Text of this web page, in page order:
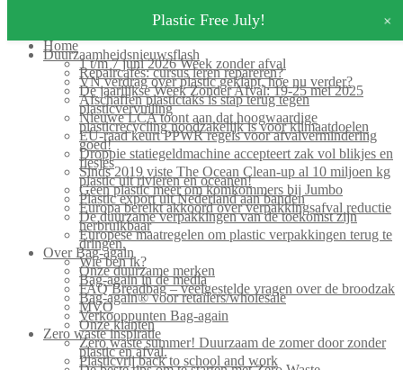
Home
Duurzaamheidsnieuwsflash
1 t/m 7 juni 2026 Week zonder afval
Repaircafés: cursus leren repareren?
VN verdrag over plastic geklapt, hoe nu verder?
De jaarlijkse Week Zonder Afval: 19-25 mei 2025
Afschaffen plastictaks is stap terug tegen
plasticvervuiling
Nieuwe LCA toont aan dat hoogwaardige
plasticrecycling noodzakelijk is voor klimaatdoelen
EU-raad keurt PPWR regels voor afvalvermindering
goed!
Droppie statiegeldmachine accepteert zak vol blikjes en
flesjes
Sinds 2019 viste The Ocean Clean-up al 10 miljoen kg
plastic uit rivieren en oceanen!
Geen plastic meer om komkommers bij Jumbo
Plastic export uit Nederland aan banden
Europa bereikt akkoord over verpakkingsafval reductie
De duurzame verpakkingen van de toekomst zijn
herbruikbaar
Europese maatregelen om plastic verpakkingen terug te
dringen.
Over Bag-again
Wie ben ik?
Onze duurzame merken
Bag-again in de media
FAQ Breadbag – veelgestelde vragen over de broodzak
Bag-again® voor retailers/wholesale
MVO
Verkooppunten Bag-again
Onze klanten
Zero waste inspiratie
Zero waste summer! Duurzaam de zomer door zonder
plastic en afval.
Plasticvrij back to school and work
Plastic Free July! +